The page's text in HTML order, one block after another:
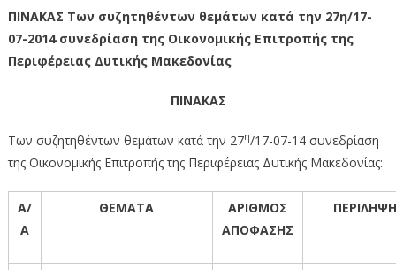
ΠΙΝΑΚΑΣ Των συζητηθέντων θεμάτων κατά την 27η/17-
07-2014 συνεδρίαση της Οικονομικής Επιτροπής της
Περιφέρειας Δυτικής Μακεδονίας
ΠΙΝΑΚΑΣ
Των συζητηθέντων θεμάτων κατά την 27η/17-07-14 συνεδρίαση
της Οικονομικής Επιτροπής της Περιφέρειας Δυτικής Μακεδονίας:
Α/
Α
ΘΕΜΑΤΑ
ΑΡΙΘΜΟΣ
ΑΠΟΦΑΣΗΣ